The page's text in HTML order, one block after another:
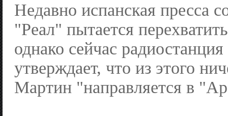
Недавно испанская пресса
"Реал" пытается
однако сейчас
утверждает, что из этого
Мартин "направляется в